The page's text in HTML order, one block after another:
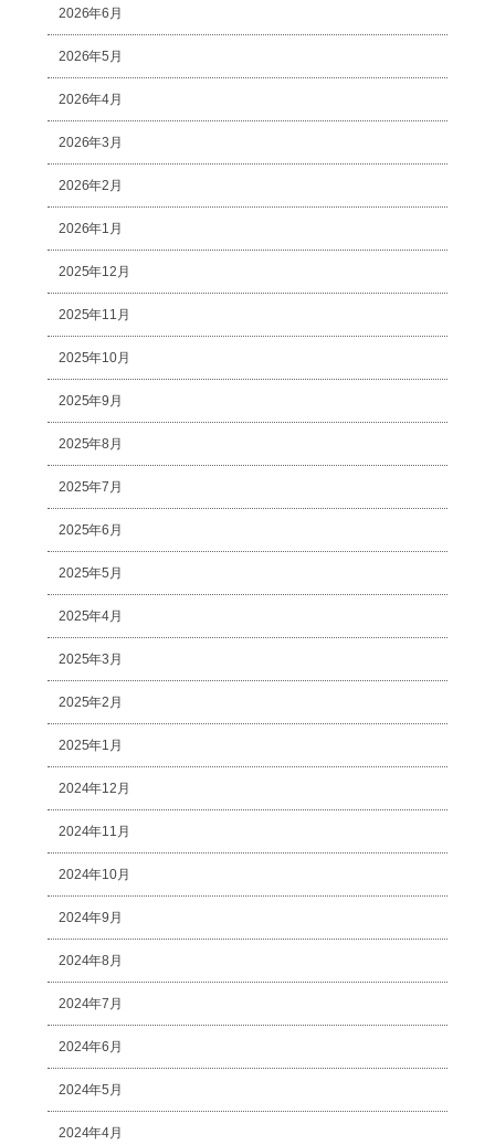
2026年6月
2026年5月
2026年4月
2026年3月
2026年2月
2026年1月
2025年12月
2025年11月
2025年10月
2025年9月
2025年8月
2025年7月
2025年6月
2025年5月
2025年4月
2025年3月
2025年2月
2025年1月
2024年12月
2024年11月
2024年10月
2024年9月
2024年8月
2024年7月
2024年6月
2024年5月
2024年4月